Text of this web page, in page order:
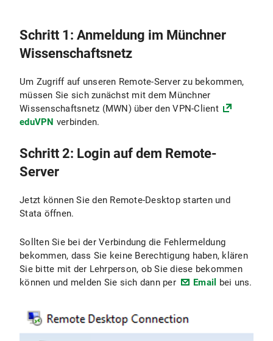
Schritt 1: Anmeldung im Münchner
Wissenschaftsnetz
Um Zugriff auf unseren Remote-Server zu bekommen,
müssen Sie sich zunächst mit dem Münchner
Wissenschaftsnetz (MWN) über den VPN-Client
eduVPN verbinden.
Schritt 2: Login auf dem Remote-
Server
Jetzt können Sie den Remote-Desktop starten und
Stata öffnen.
Sollten Sie bei der Verbindung die Fehlermeldung
bekommen, dass Sie keine Berechtigung haben, klären
Sie bitte mit der Lehrperson, ob Sie diese bekommen
können und melden Sie sich dann per
Email bei uns.